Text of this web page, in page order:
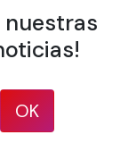
nuestras
OK